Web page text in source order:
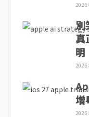
2026
別
真
明
2026
增
2026